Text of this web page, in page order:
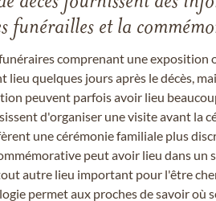
funérailles et la
comprenant une exposition
lieu quelques jours après le décès,
peuvent parfois avoir lieu
d'organiser une visite avant la
une cérémonie familiale plus
peut avoir lieu dans un
autre lieu important pour l'être
permet aux proches de savoir où